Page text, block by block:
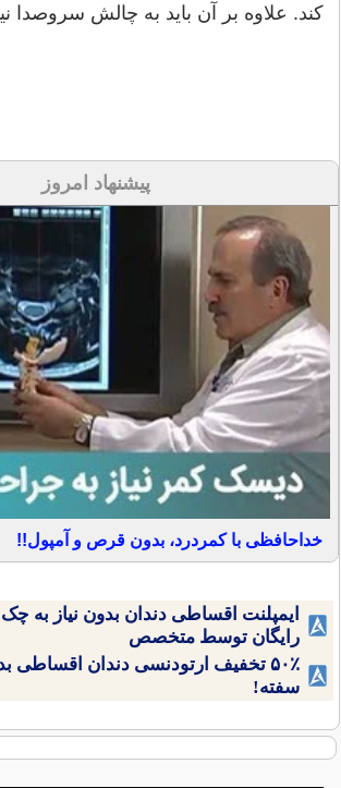
کند. علاوه بر آن باید به چالش سروصدا
پیشنهاد امروز
خداحافظی با کمردرد، بدون قرص و آمپول!!
ایمپلنت اقساطی دندان بدون نیاز به
رایگان توسط متخصص
۵۰٪ تخفیف ارتودنسی دندان اقساطی
سفته!